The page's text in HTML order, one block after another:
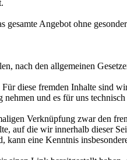
Angebot ohne
nach den allgemeinen
diese fremden Inhalte sind
und es für uns
Verknüpfung zwar den
die wir innerhalb dieser
eine Kenntnis